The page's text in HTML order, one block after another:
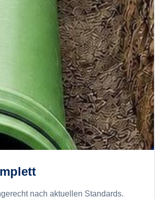
nach aktuellen Standards.